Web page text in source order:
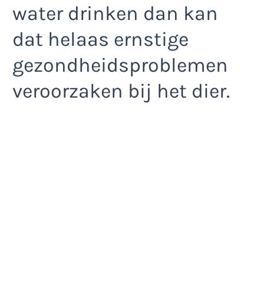
water drinken dan kan
dat helaas ernstige
gezondheidsproblemen
veroorzaken bij het dier.